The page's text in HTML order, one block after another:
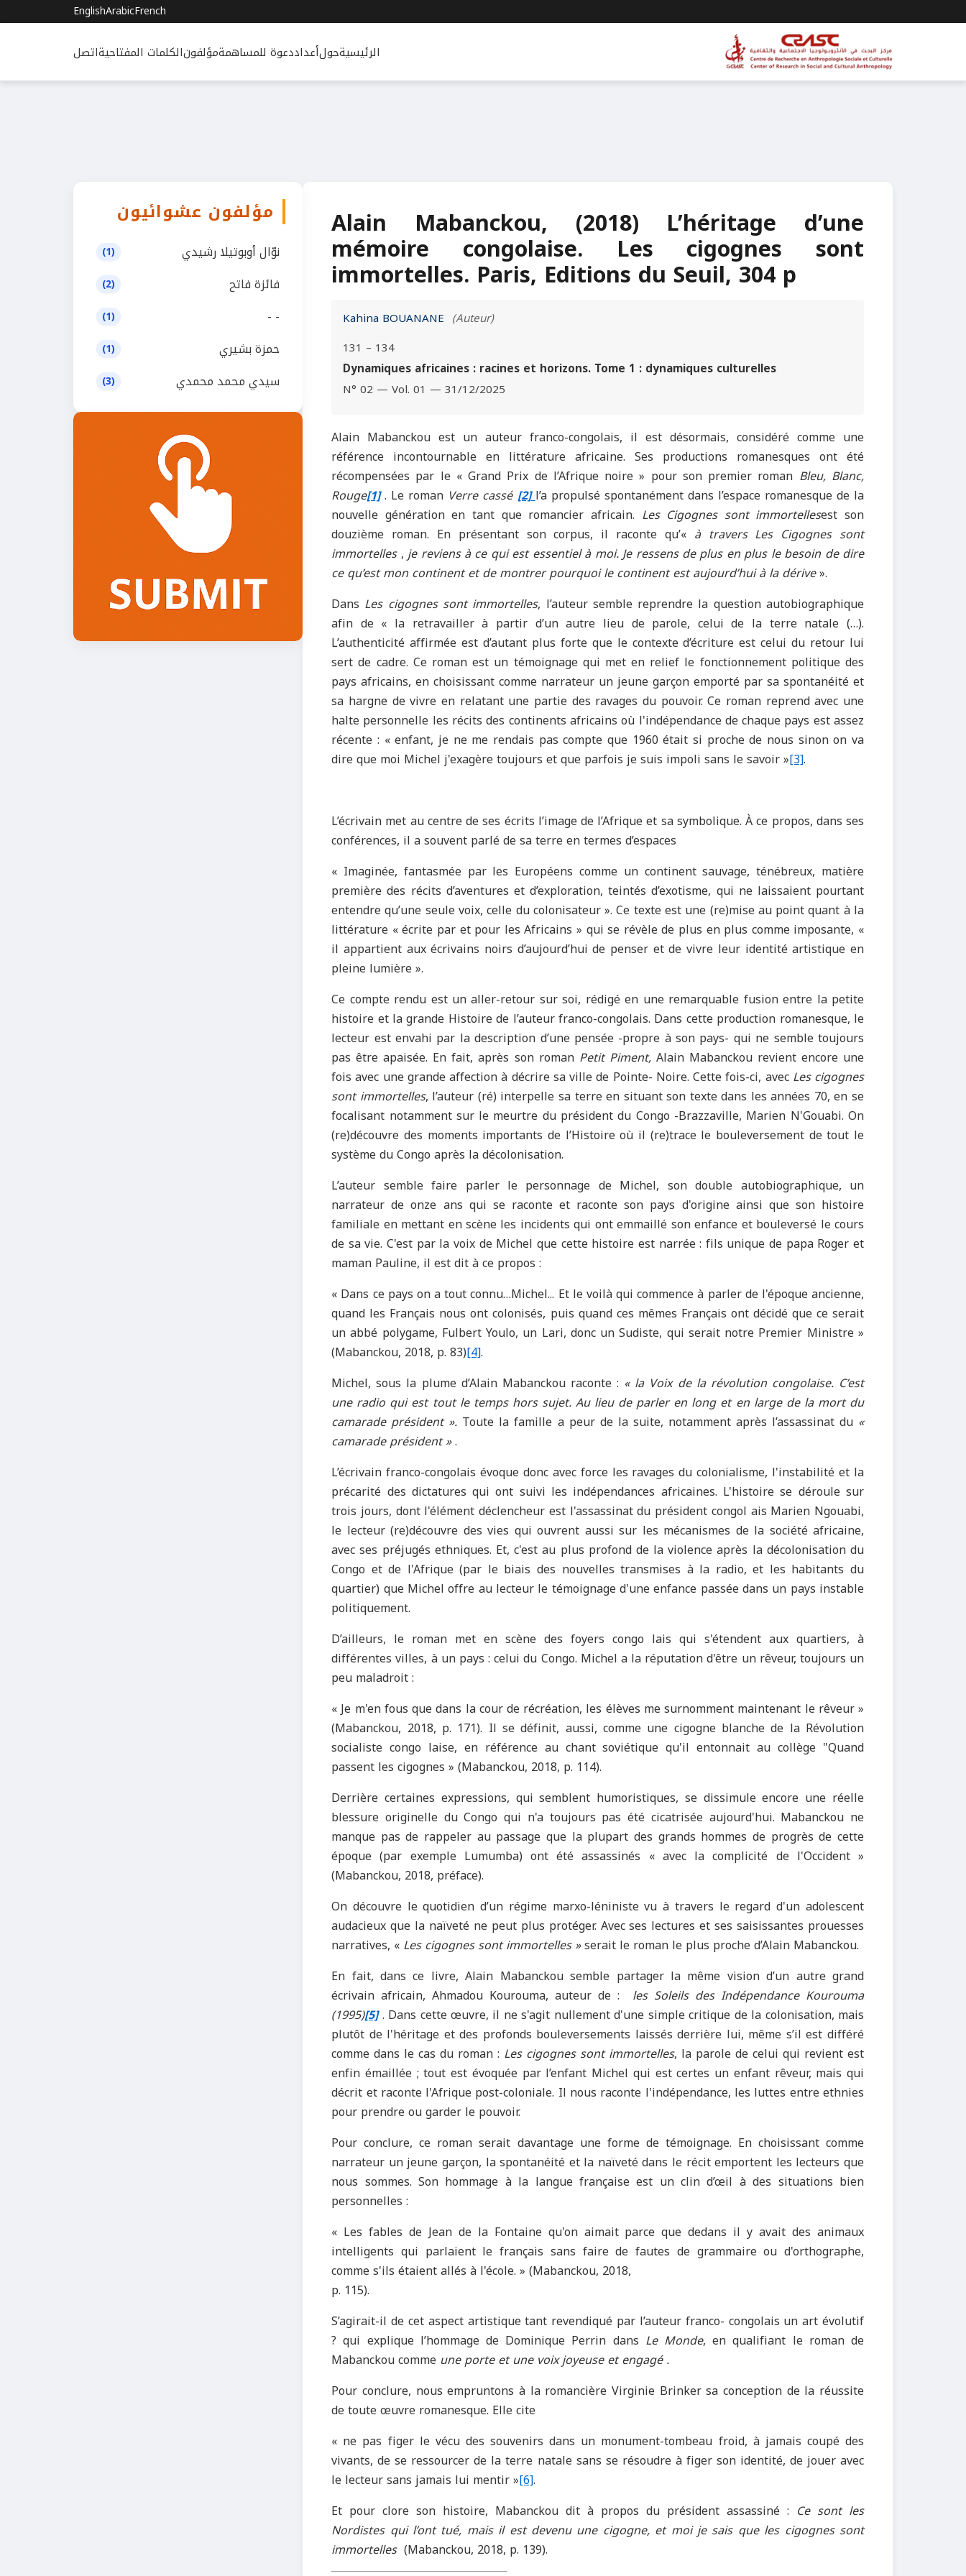
French
Arabic
English
الرئيسيةحولأعداددعوة للمساهمةمؤلفونالكلمات المفتاحيةاتصل
Alain Mabanckou, (2018) L’héritage d’une
mémoire congolaise. Les cigognes sont
immortelles. Paris, Editions du Seuil, 304 p
Kahina BOUANANE (Auteur)
131 – 134
Dynamiques africaines : racines et horizons. Tome 1 : dynamiques culturelles
N° 02 — Vol. 01 — 31/12/2025
Alain Mabanckou est un auteur franco-congolais, il est désormais, considéré comme une
référence incontournable en littérature africaine. Ses productions romanesques ont été
récompensées par le « Grand Prix de l’Afrique noire » pour son premier roman Bleu, Blanc,
Rouge[1]. Le roman Verre cassé[2]l’a propulsé spontanément dans l’espace romanesque de la
nouvelle génération en tant que romancier africain. Les Cigognes sont immortellesest son
douzième roman. En présentant son corpus, il raconte qu’« à travers Les Cigognes sont
immortelles,je reviens à ce qui est essentiel à moi. Je ressens de plus en plus le besoin de dire
ce qu’est mon continent et de montrer pourquoi le continent est aujourd’hui à la dérive».
Dans Les cigognes sont immortelles, l’auteur semble reprendre la question autobiographique
afin de « la retravailler à partir d’un autre lieu de parole, celui de la terre natale (…).
L’authenticité affirmée est d’autant plus forte que le contexte d’écriture est celui du retour lui
sert de cadre. Ce roman est un témoignage qui met en relief le fonctionnement politique des
pays africains, en choisissant comme narrateur un jeune garçon emporté par sa spontanéité et
sa hargne de vivre en relatant une partie des ravages du pouvoir. Ce roman reprend avec une
halte personnelle les récits des continents africains où l'indépendance de chaque pays est assez
récente : « enfant, je ne me rendais pas compte que 1960 était si proche de nous sinon on va
dire que moi Michel j'exagère toujours et que parfois je suis impoli sans le savoir »[3].
L’écrivain met au centre de ses écrits l’image de l’Afrique et sa symbolique. À ce propos, dans ses
conférences, il a souvent parlé de sa terre en termes d’espaces
« Imaginée, fantasmée par les Européens comme un continent sauvage, ténébreux, matière
première des récits d’aventures et d’exploration, teintés d’exotisme, qui ne laissaient pourtant
entendre qu’une seule voix, celle du colonisateur ». Ce texte est une (re)mise au point quant à la
littérature « écrite par et pour les Africains » qui se révèle de plus en plus comme imposante, «
il appartient aux écrivains noirs d’aujourd’hui de penser et de vivre leur identité artistique en
pleine lumière ».
Ce compte rendu est un aller-retour sur soi, rédigé en une remarquable fusion entre la petite
histoire et la grande Histoire de l’auteur franco-congolais. Dans cette production romanesque, le
lecteur est envahi par la description d’une pensée -propre à son pays- qui ne semble toujours
pas être apaisée. En fait, après son roman Petit Piment,Alain Mabanckou revient encore une
fois avec une grande affection à décrire sa ville de Pointe- Noire. Cette fois-ci, avecLes cigognes
sont immortelles, l’auteur (ré) interpelle sa terre en situant son texte dans les années 70, en se
focalisant notamment sur le meurtre du président du Congo -Brazzaville, Marien N'Gouabi. On
(re)découvre des moments importants de l’Histoire où il (re)trace le bouleversement de tout le
système du Congo après la décolonisation.
L’auteur semble faire parler le personnage de Michel, son double autobiographique, un
narrateur de onze ans qui se raconte et raconte son pays d'origine ainsi que son histoire
familiale en mettant en scène les incidents qui ont emmaillé son enfance et bouleversé le cours
de sa vie. C'est par la voix de Michel que cette histoire est narrée : fils unique de papa Roger et
maman Pauline, il est dit à ce propos :
« Dans ce pays on a tout connu…Michel... Et le voilà qui commence à parler de l'époque ancienne,
quand les Français nous ont colonisés, puis quand ces mêmes Français ont décidé que ce serait
un abbé polygame, Fulbert Youlo, un Lari, donc un Sudiste, qui serait notre Premier Ministre »
(Mabanckou, 2018, p. 83)[4].
Michel, sous la plume d’Alain Mabanckou raconte : « la Voix de la révolution congolaise. C’est
une radio qui est tout le temps hors sujet. Au lieu de parler en long et en large de la mort du
camarade président ». Toute la famille a peur de la suite, notamment après l’assassinat du «
camarade président ».
L’écrivain franco-congolais évoque donc avec force les ravages du colonialisme, l'instabilité et la
précarité des dictatures qui ont suivi les indépendances africaines. L'histoire se déroule sur
trois jours, dont l'élément déclencheur est l'assassinat du président congol ais Marien Ngouabi,
le lecteur (re)découvre des vies qui ouvrent aussi sur les mécanismes de la société africaine,
avec ses préjugés ethniques. Et, c'est au plus profond de la violence après la décolonisation du
Congo et de l'Afrique (par le biais des nouvelles transmises à la radio, et les habitants du
quartier) que Michel offre au lecteur le témoignage d'une enfance passée dans un pays instable
politiquement.
D’ailleurs, le roman met en scène des foyers congo lais qui s'étendent aux quartiers, à
différentes villes, à un pays : celui du Congo. Michel a la réputation d'être un rêveur, toujours un
peu maladroit :
« Je m'en fous que dans la cour de récréation, les élèves me surnomment maintenant le rêveur »
(Mabanckou, 2018, p. 171). Il se définit, aussi, comme une cigogne blanche de la Révolution
socialiste congo laise, en référence au chant soviétique qu'il entonnait au collège "Quand
passent les cigognes » (Mabanckou, 2018, p. 114).
Derrière certaines expressions, qui semblent humoristiques, se dissimule encore une réelle
blessure originelle du Congo qui n'a toujours pas été cicatrisée aujourd'hui. Mabanckou ne
manque pas de rappeler au passage que la plupart des grands hommes de progrès de cette
époque (par exemple Lumumba) ont été assassinés « avec la complicité de l'Occident »
(Mabanckou, 2018, préface).
On découvre le quotidien d’un régime marxo-léniniste vu à travers le regard d'un adolescent
audacieux que la naïveté ne peut plus protéger. Avec ses lectures et ses saisissantes prouesses
narratives, «Les cigognes sont immortelles »serait le roman le plus proche d’Alain Mabanckou.
En fait, dans ce livre, Alain Mabanckou semble partager la même vision d’un autre grand
écrivain africain, Ahmadou Kourouma, auteur de :
les Soleils des Indépendance Kourouma
(1995)[5]. Dans cette œuvre, il ne s'agit nullement d'une simple critique de la colonisation, mais
plutôt de l'héritage et des profonds bouleversements laissés derrière lui, même s’il est différé
comme dans le cas du roman : Les cigognes sont immortelles, la parole de celui qui revient est
enfin émaillée ; tout est évoquée par l’enfant Michel qui est certes un enfant rêveur, mais qui
décrit et raconte l'Afrique post-coloniale. Il nous raconte l'indépendance, les luttes entre ethnies
pour prendre ou garder le pouvoir.
Pour conclure, ce roman serait davantage une forme de témoignage. En choisissant comme
narrateur un jeune garçon, la spontanéité et la naïveté dans le récit emportent les lecteurs que
nous sommes. Son hommage à la langue française est un clin d’œil à des situations bien
personnelles :
« Les fables de Jean de la Fontaine qu'on aimait parce que dedans il y avait des animaux
intelligents qui parlaient le français sans faire de fautes de grammaire ou d'orthographe,
comme s'ils étaient allés à l'école. » (Mabanckou, 2018,
p. 115).
S’agirait-il de cet aspect artistique tant revendiqué par l’auteur franco- congolais un art évolutif
? qui explique l’hommage de Dominique Perrin dans Le Monde, en qualifiant le roman de
Mabanckou comme une porte et une voix joyeuse et engagé.
Pour conclure, nous empruntons à la romancière Virginie Brinker sa conception de la réussite
de toute œuvre romanesque. Elle cite
« ne pas figer le vécu des souvenirs dans un monument-tombeau froid, à jamais coupé des
vivants, de se ressourcer de la terre natale sans se résoudre à figer son identité, de jouer avec
le lecteur sans jamais lui mentir »[6].
Et pour clore son histoire, Mabanckou dit à propos du président assassiné : Ce sont les
Nordistes qui l’ont tué, mais il est devenu une cigogne, et moi je sais que les cigognes sont
immortelles (Mabanckou, 2018, p. 139).
مؤلفون عشوائيون
نوّال أوبوتيلا رشيدي (1)
فائزة فاتح (2)
- -
(1)
حمزة بشيري (1)
سيدي محمد محمدي (3)